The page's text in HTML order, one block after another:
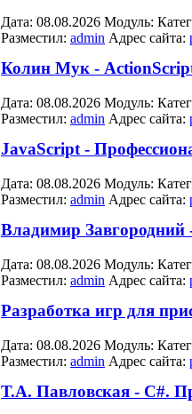
Дата: 08.08.2026 Модуль:
Разместил: admin Адрес сайта:
Колин Мук -
Дата: 08.08.2026 Модуль:
Разместил: admin Адрес сайта:
JavaScript -
Дата: 08.08.2026 Модуль:
Разместил: admin Адрес сайта:
Владимир Завгородний
Дата: 08.08.2026 Модуль:
Разместил: admin Адрес сайта:
Разработка игр для
Дата: 08.08.2026 Модуль:
Разместил: admin Адрес сайта:
Т.А. Павловская - C#.